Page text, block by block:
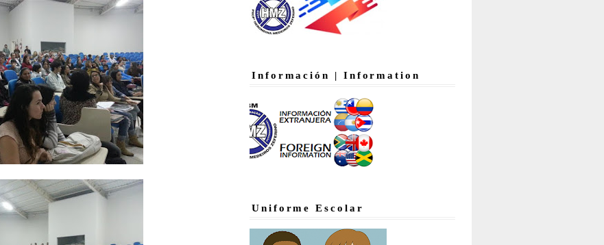
Información | Information
Uniforme Escolar